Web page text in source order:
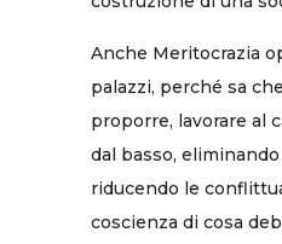
Anche Meritocrazia
palazzi, perché sa
proporre, lavorare al
dal basso,
riducendo le
coscienza di cosa